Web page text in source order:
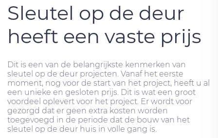
Sleutel op de deur
heeft een vaste prijs
Dit is een van de belangrijkste kenmerken van
sleutel op de deur projecten. Vanaf het eerste
moment, nog voor de start van het project, heeft u al
een unieke en gesloten prijs. Dit is wat een groot
voordeel oplevert voor het project. Er wordt voor
gezorgd dat er geen extra kosten worden
toegevoegd in de periode dat de bouw van het
sleutel op de deur huis in volle gang is.